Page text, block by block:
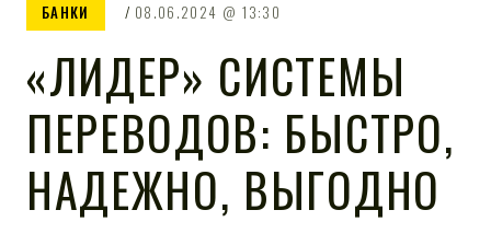
БАНКИ 08.06.2024 13:30
«ЛИДЕР» СИСТЕМЫ
ПЕРЕВОДОВ: БЫСТРО,
НАДЕЖНО, ВЫГОДНО